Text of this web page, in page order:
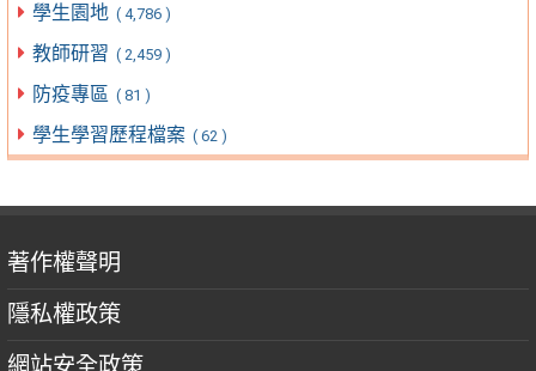
學生園地 ( 4,786 )
教師研習 ( 2,459 )
防疫專區 ( 81 )
學生學習歷程檔案 ( 62 )
著作權聲明
隱私權政策
網站安全政策